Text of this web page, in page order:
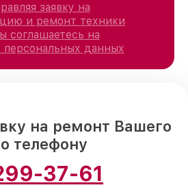
заявку на
и ремонт техники
соглашаетесь на
персональных данных
на ремонт Вашего
телефону
37-61